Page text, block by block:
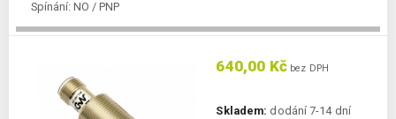
Spínání: NO / PNP
640,00 Kč bez DPH
Skladem: dodání 7-14 dní